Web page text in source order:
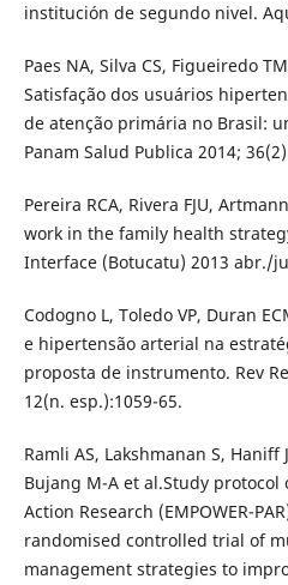
institución de segundo nivel.
Paes NA, Silva CS, Figueiredo
Satisfação dos usuários
de atenção primária no Brasil:
Panam Salud Publica 2014;
Pereira RCA, Rivera FJU,
work in the family health
Interface (Botucatu) 2013 abr./
Codogno L, Toledo VP, Duran
e hipertensão arterial na
proposta de instrumento. Rev
12(n. esp.):1059-65.
Ramli AS, Lakshmanan S, Haniff
Bujang M-A et al.Study protocol
Action Research (EMPOWER-
randomised controlled trial of
management strategies to